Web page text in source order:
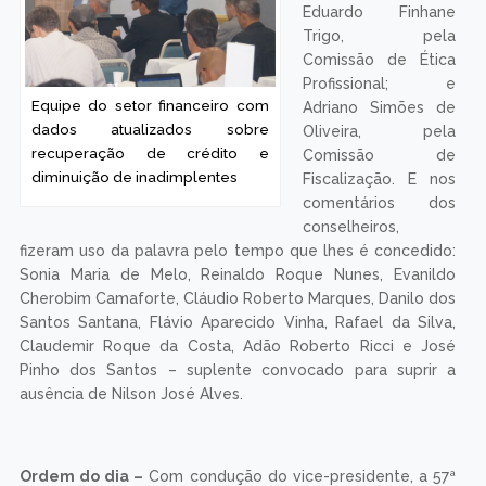
Equipe do setor financeiro com
dados atualizados sobre
recuperação de crédito e
diminuição de inadimplentes
Eduardo Finhane
Trigo, pela
Comissão de Ética
Profissional; e
Adriano Simões de
Oliveira, pela
Comissão de
Fiscalização. E nos
comentários dos
conselheiros,
fizeram uso da palavra pelo tempo que lhes é concedido:
Sonia Maria de Melo, Reinaldo Roque Nunes, Evanildo
Cherobim Camaforte, Cláudio Roberto Marques, Danilo dos
Santos Santana, Flávio Aparecido Vinha, Rafael da Silva,
Claudemir Roque da Costa, Adão Roberto Ricci e José
Pinho dos Santos – suplente convocado para suprir a
ausência de Nilson José Alves.
Ordem do dia – Com condução do vice-presidente, a 57ª